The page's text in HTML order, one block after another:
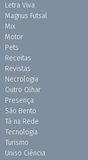
Letra Viva
Magnus Futsal
Mix
Motor
Pets
Receitas
Revistas
Necrologia
Outro Olhar
Presença
São Bento
Tá na Rede
Tecnologia
Turismo
Uniso Ciência